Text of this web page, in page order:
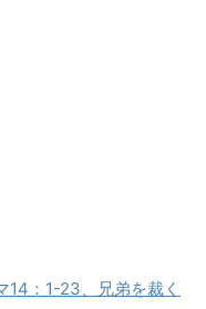
ぐ詩人の主を求める
14：1-23、兄弟を裁く